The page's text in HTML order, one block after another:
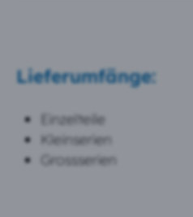
Lieferumfänge:
Einzelteile
Kleinserien
Grossserien